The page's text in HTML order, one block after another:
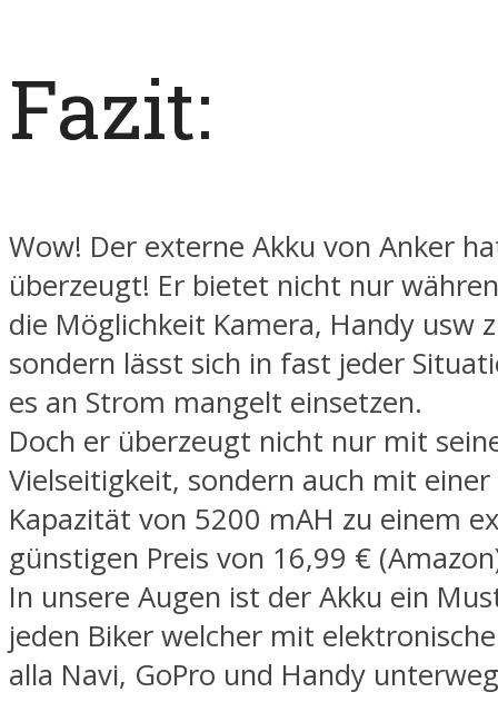
Fazit:
Wow! Der externe Akku von Anker
überzeugt! Er bietet nicht nur
die Möglichkeit Kamera, Handy usw
sondern lässt sich in fast jeder
es an Strom mangelt einsetzen.
Doch er überzeugt nicht nur mit
Vielseitigkeit, sondern auch mit
Kapazität von 5200 mAH zu einem
günstigen Preis von 16,99 €
In unsere Augen ist der Akku ein
jeden Biker welcher mit
alla Navi, GoPro und Handy